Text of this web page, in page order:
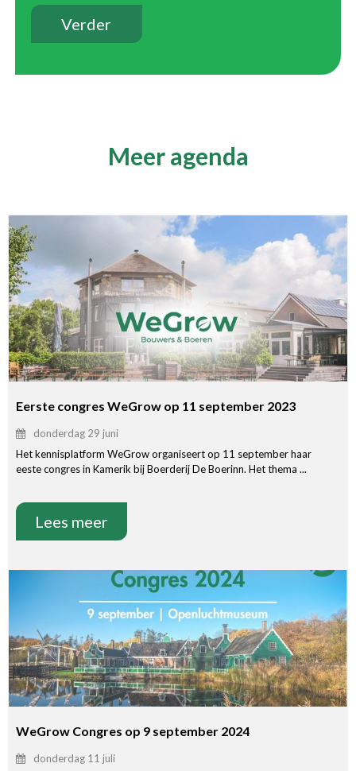
Meer agenda
Eerste congres WeGrow op 11 september 2023
donderdag 29 juni
Het kennisplatform WeGrow organiseert op 11 september haar
eeste congres in Kamerik bij Boerderij De Boerinn. Het thema ...
Lees meer
WeGrow Congres op 9 september 2024
donderdag 11 juli